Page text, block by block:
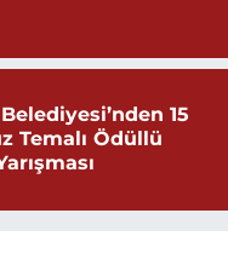
15
Temalı Ödüllü